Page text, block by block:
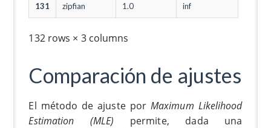
131 zipfian 1.0 inf
132 rows × 3 columns
Comparación de ajustes
El método de ajuste por Maximum Likelihood
Estimation (MLE) permite, dada una